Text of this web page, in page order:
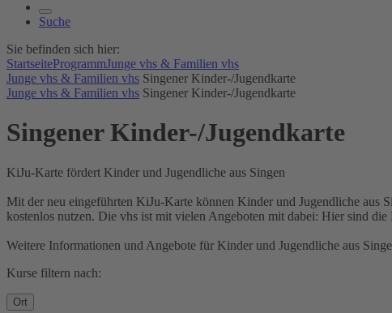
Suche
Sie befinden sich hier:
StartseiteProgrammJunge vhs & Familien vhs
Junge vhs & Familien vhs Singener Kinder-/Jugendkarte
Junge vhs & Familien vhs Singener Kinder-/Jugendkarte
Singener Kinder-/Jugendkarte
KiJu-Karte fördert Kinder und Jugendliche aus Singen
Mit der neu eingeführten KiJu-Karte können Kinder und Jugendliche aus
kostenlos nutzen. Die vhs ist mit vielen Angeboten mit dabei: Hier sind
Weitere Informationen und Angebote für Kinder und Jugendliche aus
Kurse filtern nach:
Ort